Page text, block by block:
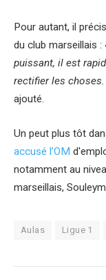
Pour autant, il
du club marseillais :
puissant, il est
rectifier les
ajouté.
Un peut plus tôt
accusé l’OM
notamment au
marseillais,
Aulas Ligue 1